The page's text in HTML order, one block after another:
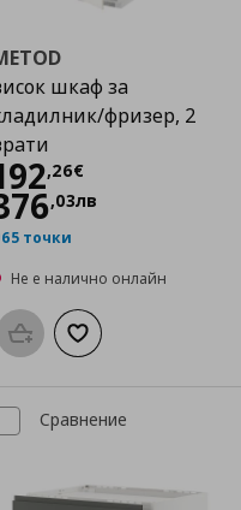
шкаф за
фризер, 2
,26€
,03лв
точки
Не е налично онлайн
Προσθήκη στο καλάθι
Добави към
Сравнение